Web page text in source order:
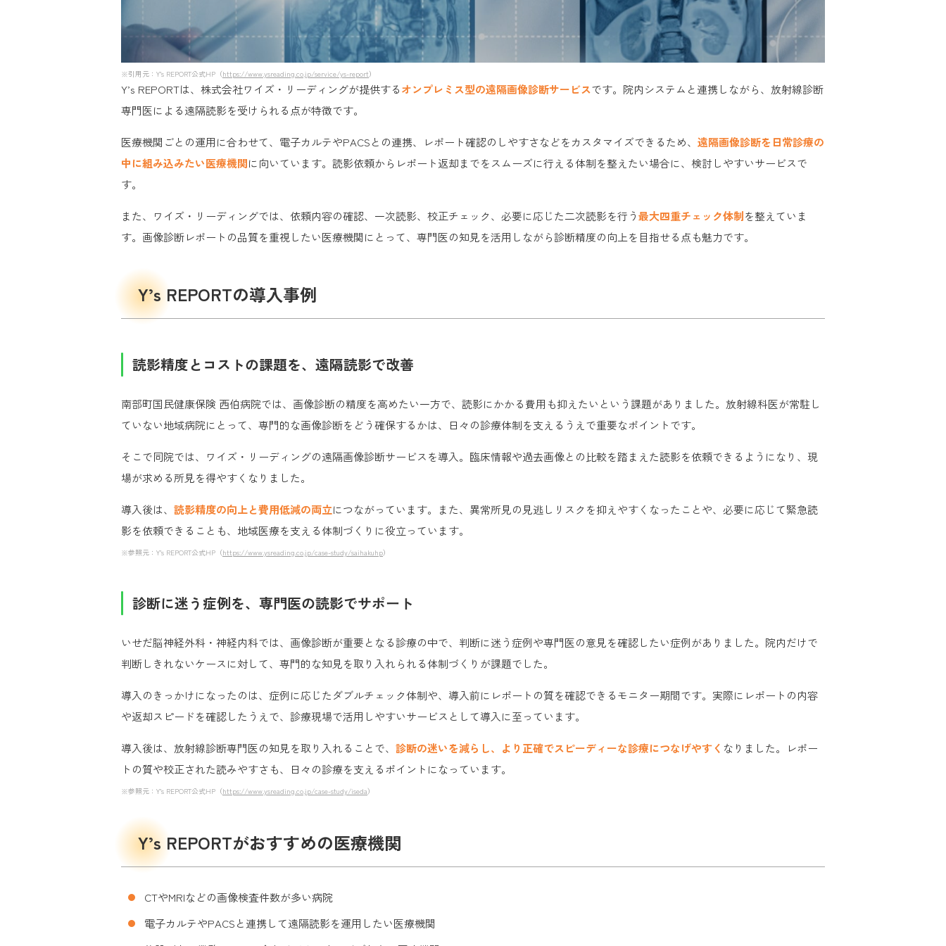
※引用元：Y’s REPORT公式HP（https://www.ysreading.co.jp/service/ys-report）
Y’s REPORTは、株式会社ワイズ・リーディングが提供するオンプレミス型の遠隔画像診断サービスです。院内システムと連携しながら、放射線診断
専門医による遠隔読影を受けられる点が特徴です。
医療機関ごとの運用に合わせて、電子カルテやPACSとの連携、レポート確認のしやすさなどをカスタマイズできるため、 遠隔画像診断を日常診療の
中に組み込みたい医療機関に向いています。読影依頼からレポート返却までをスムーズに行える体制を整えたい場合に、検討しやすいサービスで
す。
また、ワイズ・リーディングでは、依頼内容の確認、一次読影、校正チェック、必要に応じた二次読影を行う最大四重チェック体制を整えていま
す。画像診断レポートの品質を重視したい医療機関にとって、専門医の知見を活用しながら診断精度の向上を目指せる点も魅力です。
Y’s REPORTの導入事例
読影精度とコストの課題を、遠隔読影で改善
南部町国民健康保険 西伯病院では、画像診断の精度を高めたい一方で、読影にかかる費用も抑えたいという課題がありました。放射線科医が常駐し
ていない地域病院にとって、専門的な画像診断をどう確保するかは、日々の診療体制を支えるうえで重要なポイントです。
そこで同院では、ワイズ・リーディングの遠隔画像診断サービスを導入。臨床情報や過去画像との比較を踏まえた読影を依頼できるようになり、現
場が求める所見を得やすくなりました。
導入後は、 読影精度の向上と費用低減の両立につながっています。また、異常所見の見逃しリスクを抑えやすくなったことや、必要に応じて緊急読
影を依頼できることも、地域医療を支える体制づくりに役立っています。
※参照元：Y’s REPORT公式HP（https://www.ysreading.co.jp/case-study/saihakuhp）
診断に迷う症例を、専門医の読影でサポート
いせだ脳神経外科・神経内科では、画像診断が重要となる診療の中で、判断に迷う症例や専門医の意見を確認したい症例がありました。院内だけで
判断しきれないケースに対して、専門的な知見を取り入れられる体制づくりが課題でした。
導入のきっかけになったのは、症例に応じたダブルチェック体制や、導入前にレポートの質を確認できるモニター期間です。実際にレポートの内容
や返却スピードを確認したうえで、診療現場で活用しやすいサービスとして導入に至っています。
導入後は、放射線診断専門医の知見を取り入れることで、 診断の迷いを減らし、より正確でスピーディーな診療につなげやすく なりました。レポー
トの質や校正された読みやすさも、日々の診療を支えるポイントになっています。
※参照元：Y’s REPORT公式HP（https://www.ysreading.co.jp/case-study/iseda）
Y’s REPORTがおすすめの医療機関
CTやMRIなどの画像検査件数が多い病院
電子カルテやPACSと連携して遠隔読影を運用したい医療機関